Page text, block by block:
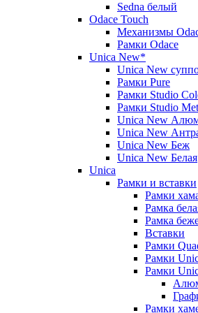
Sedna белый
Odace Touch
Механизмы
Рамки Odace
Unica New*
Unica New
Рамки Pure
Рамки Studio
Рамки Studio
Unica New
Unica New
Unica New Беж
Unica New Белая
Unica
Рамки и вставки
Рамки
Рамка
Рамка
Вставки
Рамки
Рамки
Рамки
Рамки